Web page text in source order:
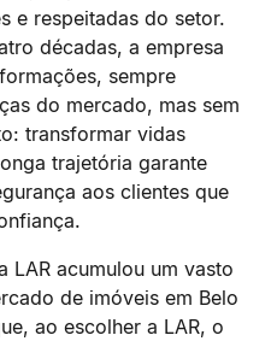
e respeitadas do setor.
décadas, a empresa
sempre
do mercado, mas sem
transformar vidas
trajetória garante
aos clientes que
LAR acumulou um vasto
de imóveis em Belo
ao escolher a LAR, o